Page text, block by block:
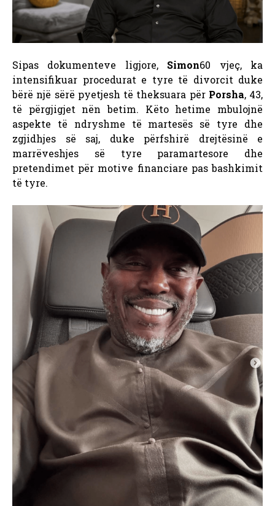
Sipas dokumenteve ligjore, Simon60 vjeç, ka
intensifikuar procedurat e tyre të divorcit duke
bërë një sërë pyetjesh të theksuara për Porsha, 43,
të përgjigjet nën betim. Këto hetime mbulojnë
aspekte të ndryshme të martesës së tyre dhe
zgjidhjes së saj, duke përfshirë drejtësinë e
marrëveshjes së tyre paramartesore dhe
pretendimet për motive financiare pas bashkimit
të tyre.